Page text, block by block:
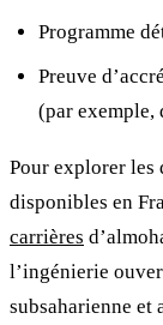
Programme
Preuve
(par exemple,
Pour explorer les
disponibles en
carrières
l’ingénierie
subsaharienne et